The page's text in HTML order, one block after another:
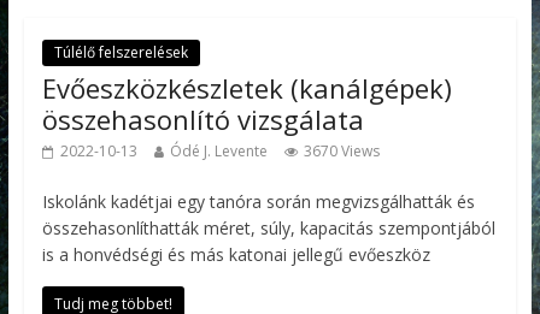
Túlélő felszerelések
Evőeszközkészletek (kanálgépek)
összehasonlító vizsgálata
2022-10-13 Ódé J. Levente 3670 Views
Iskolánk kadétjai egy tanóra során megvizsgálhatták és
összehasonlíthatták méret, súly, kapacitás szempontjából
is a honvédségi és más katonai jellegű evőeszköz
Tudj meg többet!